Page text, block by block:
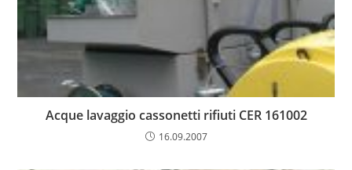
Acque lavaggio cassonetti rifiuti CER 161002
16.09.2007